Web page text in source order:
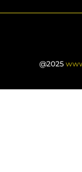
@2025